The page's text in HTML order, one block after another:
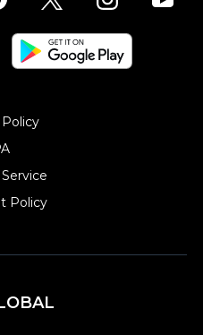
Policy‎